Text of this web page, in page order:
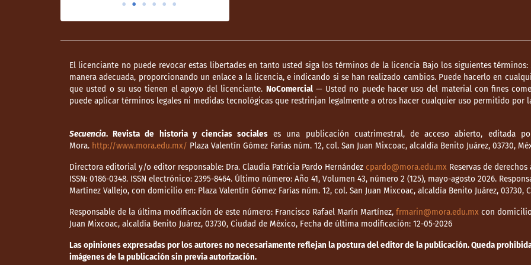
El licenciante no puede revocar estas libertades en tanto usted siga los términos de la licencia Bajo los siguientes términos:
manera adecuada, proporcionando un enlace a la licencia, e indicando si se han realizado cambios. Puede hacerlo en
que usted o su uso tienen el apoyo del licenciante. NoComercial— Usted no puede hacer uso del material con fines
puede aplicar términos legales ni medidas tecnológicas que restrinjan legalmente a otros hacer cualquier uso permitido por
Secuencia. Revista de historia y ciencias sociales es una publicación cuatrimestral, de acceso abierto, editada
Mora. http://www.mora.edu.mx/ Plaza Valentín Gómez Farías núm. 12, col. San Juan Mixcoac, alcaldía Benito Juárez, 03730,
Directora editorial y/o editor responsable: Dra. Claudia Patricia Pardo Hernández cpardo@mora.edu.mx Reservas de
ISSN: 0186-0348. ISSN electrónico: 2395-8464. Último número: Año 41, Volumen 43, número 2 (125), mayo-agosto 2026.
Martínez Vallejo, con domicilio en: Plaza Valentín Gómez Farías núm. 12, col. San Juan Mixcoac, alcaldía Benito Juárez, 03730,
Responsable de la última modificación de este número: Francisco Rafael Marín Martínez, frmarin@mora.edu.mx con domicilio
Juan Mixcoac, alcaldía Benito Juárez, 03730, Ciudad de México, Fecha de última modificación: 12-05-2026
Las opiniones expresadas por los autores no necesariamente reflejan la postura del editor de la publicación. Queda
imágenes de la publicación sin previa autorización.